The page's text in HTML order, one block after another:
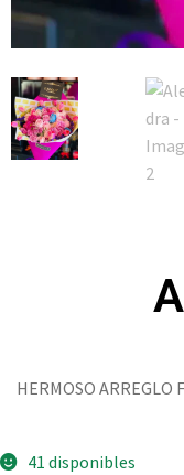
HERMOSO ARREGLO
41 disponibles